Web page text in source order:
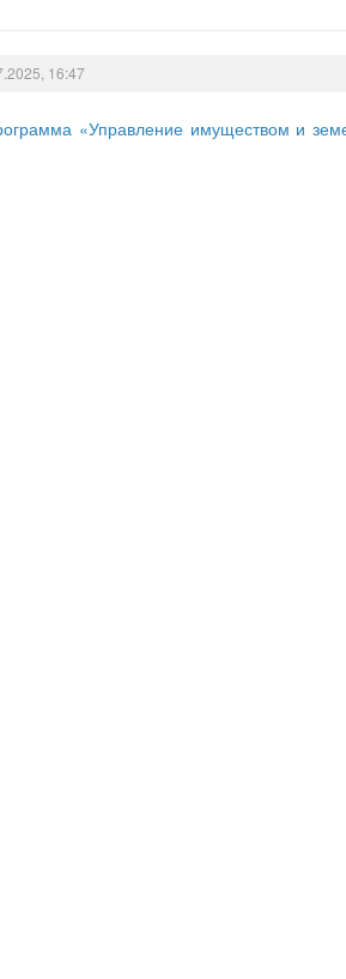
16:47
«Управление имуществом и